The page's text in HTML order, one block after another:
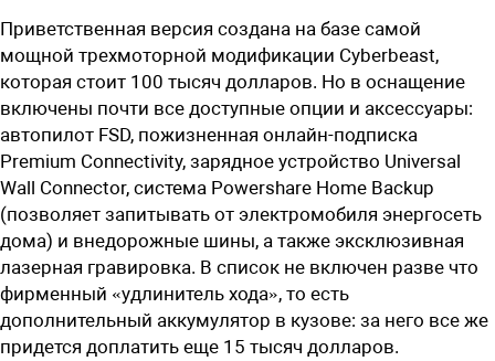
Приветственная версия создана на базе самой
мощной трехмоторной модификации Cyberbeast,
которая стоит 100 тысяч долларов. Но в оснащение
включены почти все доступные опции и аксессуары:
автопилот FSD, пожизненная онлайн-подписка
Premium Connectivity, зарядное устройство Universal
Wall Connector, система Powershare Home Backup
(позволяет запитывать от электромобиля энергосеть
дома) и внедорожные шины, а также эксклюзивная
лазерная гравировка. В список не включен разве что
фирменный «удлинитель хода», то есть
дополнительный аккумулятор в кузове: за него все же
придется доплатить еще 15 тысяч долларов.